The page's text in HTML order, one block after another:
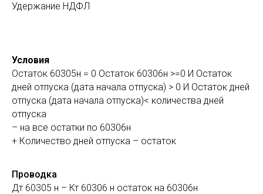
Удержание НДФЛ
Условия
Остаток 60305н = 0 Остаток 60306н >=0 И Остаток
дней отпуска (дата начала отпуска) > 0 И Остаток дней
отпуска (дата начала отпуска)< количества дней
отпуска
– на все остатки по 60306н
+ Количество дней отпуска – остаток
Проводка
Дт 60305 н – Кт 60306 н остаток на 60306н